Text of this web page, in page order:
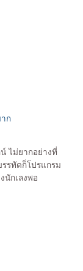
ก
ไม่ยากอย่างที่
รทัดก็โปรแกรม
นักเลงพอ